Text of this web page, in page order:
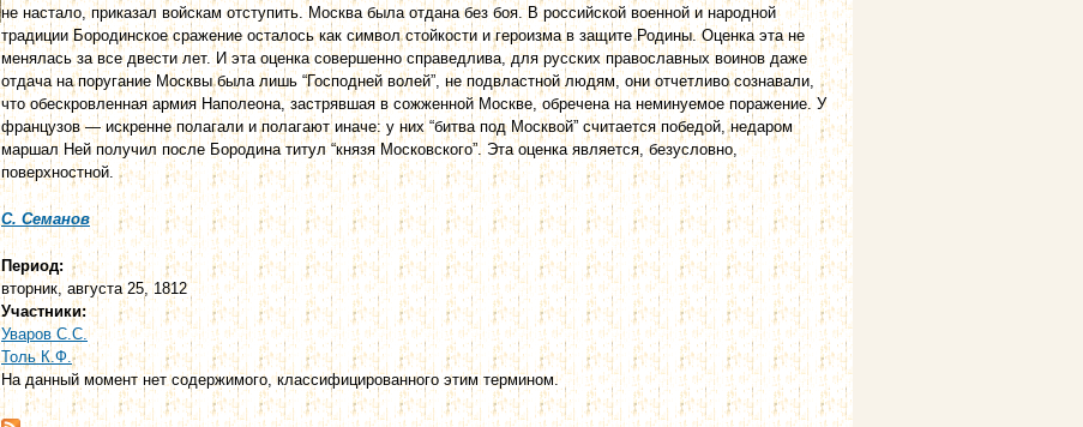
не настало, приказал войскам отступить. Москва была отдана без боя. В российской военной и народной
традиции Бородинское сражение осталось как символ стойкости и героизма в защите Родины. Оценка эта не
менялась за все двести лет. И эта оценка совершенно справедлива, для русских православных воинов даже
отдача на поругание Москвы была лишь “Господней волей”, не подвластной людям, они отчетливо сознавали,
что обескровленная армия Наполеона, застрявшая в сожженной Москве, обречена на неминуемое поражение. У
французов — искренне полагали и полагают иначе: у них “битва под Москвой” считается победой, недаром
маршал Ней получил после Бородина титул “князя Московского”. Эта оценка является, безусловно,
поверхностной.
С. Семанов
Период:
вторник, августа 25, 1812
Участники:
Уваров С.С.
Толь К.Ф.
На данный момент нет содержимого, классифицированного этим термином.